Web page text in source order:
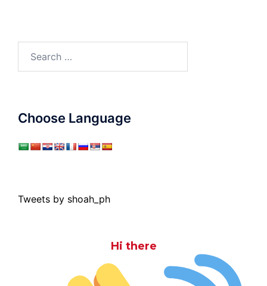
Choose Language
Tweets by shoah_ph
Hi there